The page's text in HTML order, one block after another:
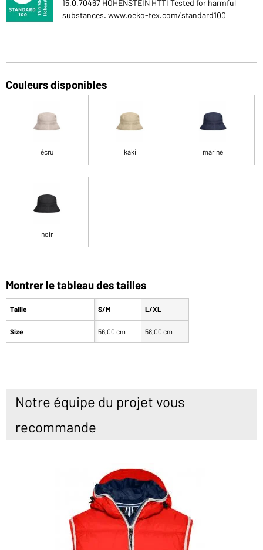
15.0.70467 HOHENSTEIN HTTI Tested for harmful
substances. www.oeko-tex.com/standard100
Couleurs disponibles
écru kaki marine
noir
Montrer le tableau des tailles
Taille
Size
S/M L/XL
56,00 cm 58,00 cm
Notre équipe du projet vous
recommande